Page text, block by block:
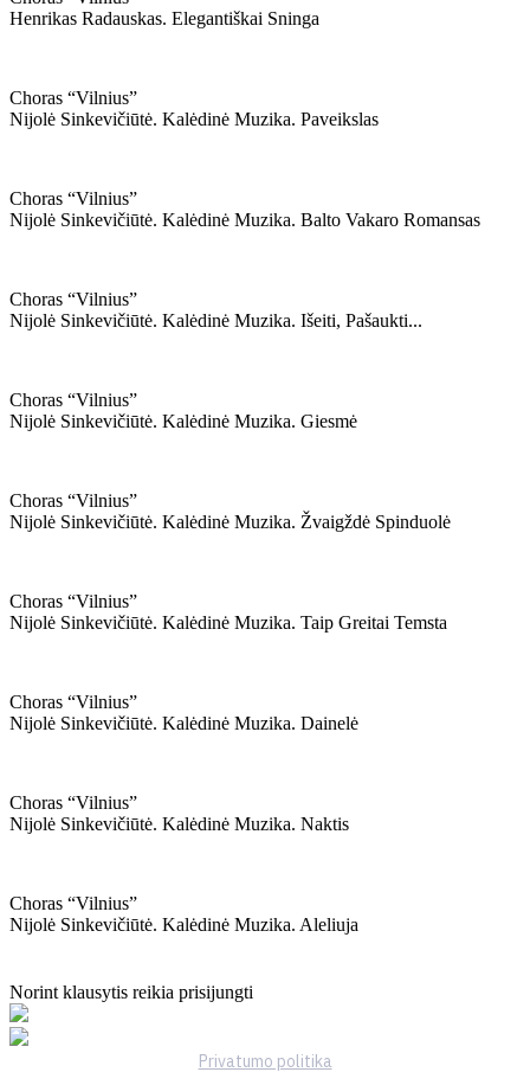
Henrikas Radauskas. Elegantiškai Sninga
Choras “vilnius”
Nijolė Sinkevičiūtė. Kalėdinė Muzika. Paveikslas
Choras “vilnius”
Nijolė Sinkevičiūtė. Kalėdinė Muzika. Balto Vakaro Romansas
Choras “vilnius”
Nijolė Sinkevičiūtė. Kalėdinė Muzika. Išeiti, Pašaukti...
Choras “vilnius”
Nijolė Sinkevičiūtė. Kalėdinė Muzika. Giesmė
Choras “vilnius”
Nijolė Sinkevičiūtė. Kalėdinė Muzika. Žvaigždė Spinduolė
Choras “vilnius”
Nijolė Sinkevičiūtė. Kalėdinė Muzika. Taip Greitai Temsta
Choras “vilnius”
Nijolė Sinkevičiūtė. Kalėdinė Muzika. Dainelė
Choras “vilnius”
Nijolė Sinkevičiūtė. Kalėdinė Muzika. Naktis
Choras “vilnius”
Nijolė Sinkevičiūtė. Kalėdinė Muzika. Aleliuja
Norint klausytis reikia prisijungti
Privatumo politika